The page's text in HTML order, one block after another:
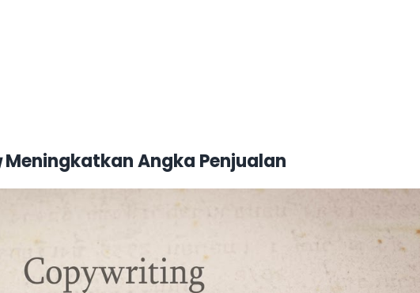
Meningkatkan Angka Penjualan